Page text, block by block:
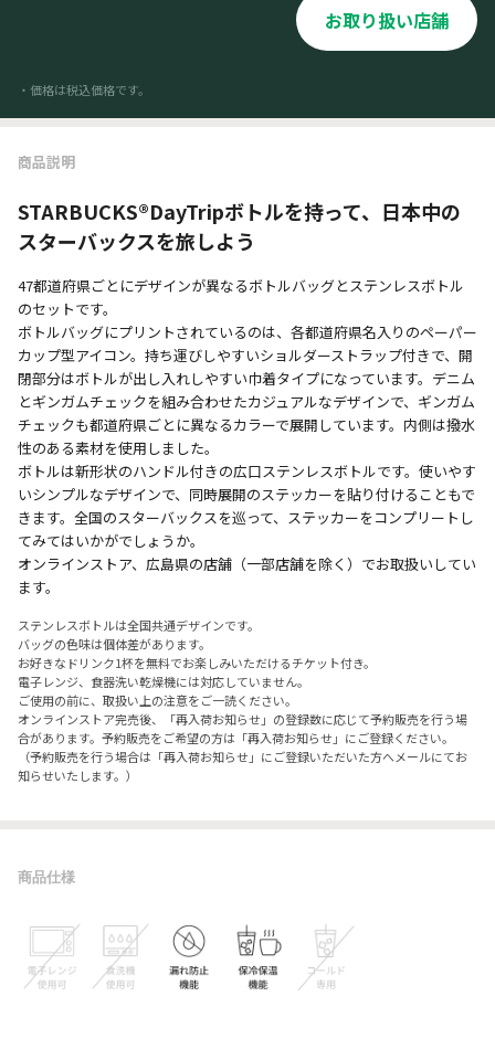
お取り扱い店舗
・価格は税込価格です。
商品説明
STARBUCKS®DayTripボトルを持って、日本中の
スターバックスを旅しよう
47都道府県ごとにデザインが異なるボトルバッグとステンレスボトル
のセットです。
ボトルバッグにプリントされているのは、各都道府県名入りのペーパー
カップ型アイコン。持ち運びしやすいショルダーストラップ付きで、開
閉部分はボトルが出し入れしやすい巾着タイプになっています。デニム
とギンガムチェックを組み合わせたカジュアルなデザインで、ギンガム
チェックも都道府県ごとに異なるカラーで展開しています。内側は撥水
性のある素材を使用しました。
ボトルは新形状のハンドル付きの広口ステンレスボトルです。使いやす
いシンプルなデザインで、同時展開のステッカーを貼り付けることもで
きます。全国のスターバックスを巡って、ステッカーをコンプリートし
てみてはいかがでしょうか。
オンラインストア、広島県の店舗（一部店舗を除く）でお取扱いしてい
ます。
ステンレスボトルは全国共通デザインです。
バッグの色味は個体差があります。
お好きなドリンク1杯を無料でお楽しみいただけるチケット付き。
電子レンジ、食器洗い乾燥機には対応していません。
ご使用の前に、取扱い上の注意をご一読ください。
オンラインストア完売後、「再入荷お知らせ」の登録数に応じて予約販売を行う場
合があります。予約販売をご希望の方は「再入荷お知らせ」にご登録ください。
（予約販売を行う場合は「再入荷お知らせ」にご登録いただいた方へメールにてお
知らせいたします。）
商品仕様